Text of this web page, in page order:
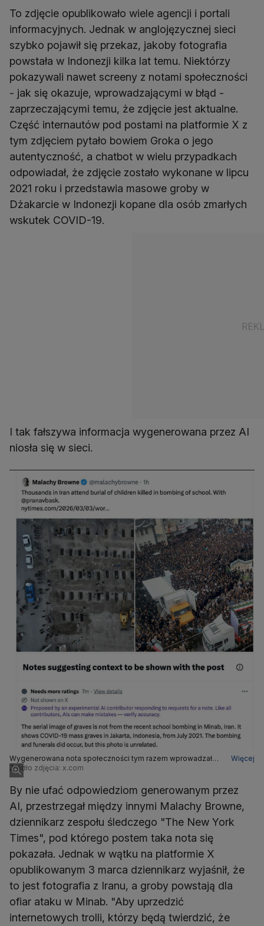
To zdjęcie opublikowało wiele agencji i portali
informacyjnych. Jednak w anglojęzycznej sieci
szybko pojawił się przekaz, jakoby fotografia
powstała w Indonezji kilka lat temu. Niektórzy
pokazywali nawet screeny z notami społeczności
- jak się okazuje, wprowadzającymi w błąd -
zaprzeczającymi temu, że zdjęcie jest aktualne.
Część internautów pod postami na platformie X z
tym zdjęciem pytało bowiem Groka o jego
autentyczność, a chatbot w wielu przypadkach
odpowiadał, że zdjęcie zostało wykonane w lipcu
2021 roku i przedstawia masowe groby w
Dżakarcie w Indonezji kopane dla osób zmarłych
wskutek COVID-19.
I tak fałszywa informacja wygenerowana przez AI
niosła się w sieci.
Wygenerowana nota społeczności tym razem wprowadzała
w błąd, tak jak i Grok
Więcej
Źródło zdjęcia: x.com
By nie ufać odpowiedziom generowanym przez
AI, przestrzegał między innymi Malachy Browne,
dziennikarz zespołu śledczego "The New York
Times", pod którego postem taka nota się
pokazała. Jednak w wątku na platformie X
opublikowanym 3 marca dziennikarz wyjaśnił, że
to jest fotografia z Iranu, a groby powstają dla
ofiar ataku w Minab. "Aby uprzedzić
internetowych trolli, którzy będą twierdzić, że